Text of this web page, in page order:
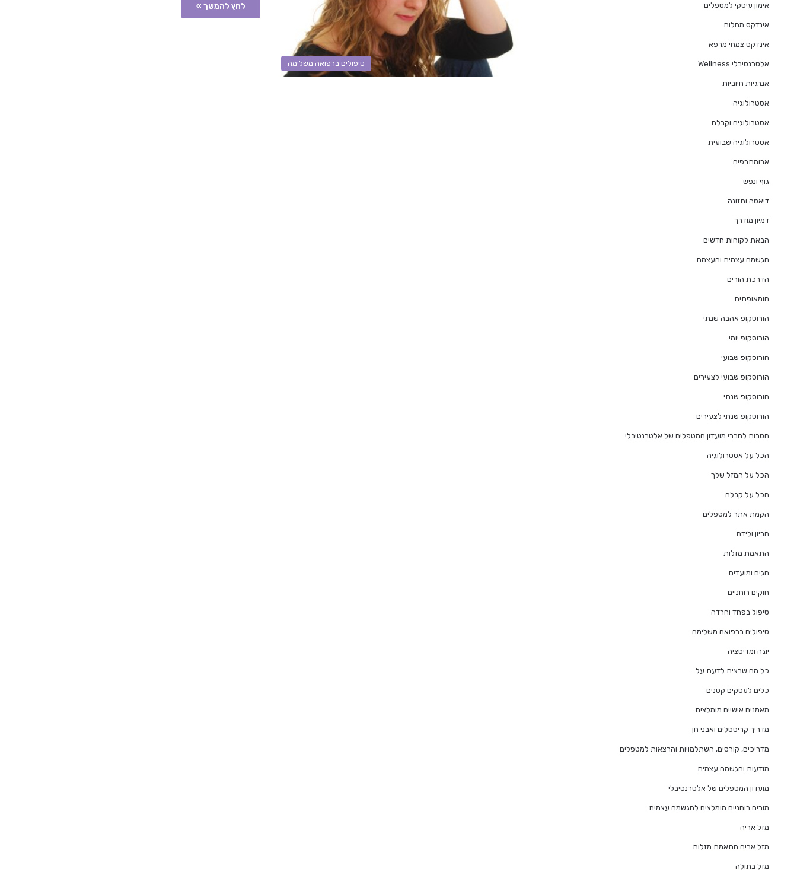
טיפולים ברפואה משלימה
לחץ להמשך » אימון עיסקי למטפלים
אינדקס מחלות
אינדקס צמחי מרפא
אלטרנטיבלי Wellness
אנרגיות חיוביות
אסטרולוגיה
אסטרולוגיה וקבלה
אסטרולוגיה שבועית
ארומתרפיה
גוף ונפש
דיאטה ותזונה
דמיון מודרך
הבאת לקוחות חדשים
הגשמה עצמית והעצמה
הדרכת הורים
הומאופתיה
הורוסקופ אהבה שנתי
הורוסקופ יומי
הורוסקופ שבועי
הורוסקופ שבועי לצעירים
הורוסקופ שנתי
הורוסקופ שנתי לצעירים
הטבות לחברי מועדון המטפלים של אלטרנטיבלי
הכל על אסטרולוגיה
הכל על המזל שלך
הכל על קבלה
הקמת אתר למטפלים
הריון ולידה
התאמת מזלות
חגים ומועדים
חוקים רוחניים
טיפול בפחד וחרדה
טיפולים ברפואה משלימה
יוגה ומדיטציה
כל מה שרצית לדעת על…
כלים לעסקים קטנים
מאמנים אישיים מומלצים
מדריך קריסטלים ואבני חן
מדריכים, קורסים, השתלמויות והרצאות למטפלים
מודעות והגשמה עצמית
מועדון המטפלים של אלטרנטיבלי
מורים רוחניים מומלצים להגשמה עצמית
מזל אריה
מזל אריה התאמת מזלות
מזל בתולה